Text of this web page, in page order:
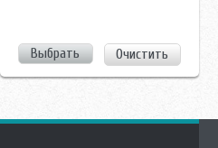
Очистить